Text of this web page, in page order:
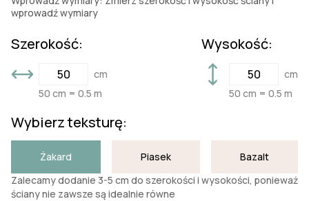
wprowadź wymiary
Szerokość:
cm
50 cm = 0.5 m
Wysokość:
cm
50 cm = 0.5 m
Wybierz teksturę:
Żakard Piasek
Bazalt
Zalecamy dodanie 3-5 cm do szerokości i wysokości, ponieważ
ściany nie zawsze są idealnie równe